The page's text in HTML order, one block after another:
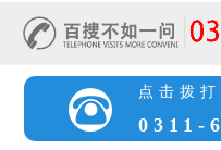
点击拨
0311-